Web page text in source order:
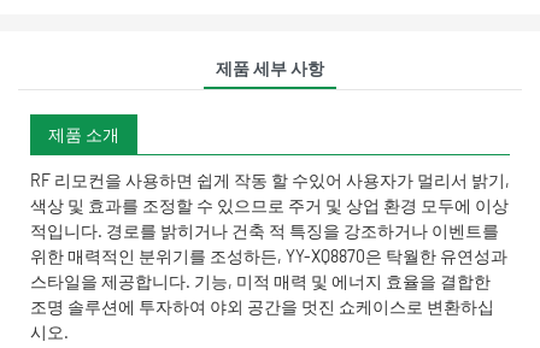
제품 세부 사항
제품 소개
RF 리모컨을 사용하면 쉽게 작동 할 수있어 사용자가 멀리서 밝기,
색상 및 효과를 조정할 수 있으므로 주거 및 상업 환경 모두에 이상
적입니다. 경로를 밝히거나 건축 적 특징을 강조하거나 이벤트를
위한 매력적인 분위기를 조성하든, YY-XQ8870은 탁월한 유연성과
스타일을 제공합니다. 기능, 미적 매력 및 에너지 효율을 결합한
조명 솔루션에 투자하여 야외 공간을 멋진 쇼케이스로 변환하십
시오.